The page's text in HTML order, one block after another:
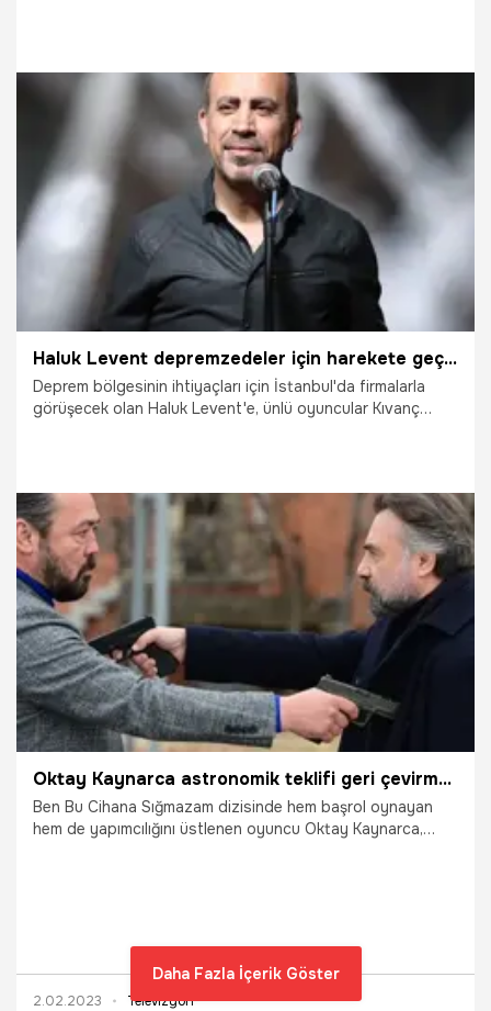
11.02.2023
Haluk Levent depremzedeler için harekete geçti! İki ünlü isim eşlik edecek
Deprem bölgesinin ihtiyaçları için İstanbul'da firmalarla
görüşecek olan Haluk Levent'e, ünlü oyuncular Kıvanç
10.02.2023 Magazin
Oktay Kaynarca astronomik teklifi geri çevirmedi! Ben Bu Cihana Sığmazam'dan ayrılıyor mu?
Ben Bu Cihana Sığmazam dizisinde hem başrol oynayan
hem de yapımcılığını üstlenen oyuncu Oktay Kaynarca,
2.02.2023 Televizyon
Daha Fazla İçerik Göster